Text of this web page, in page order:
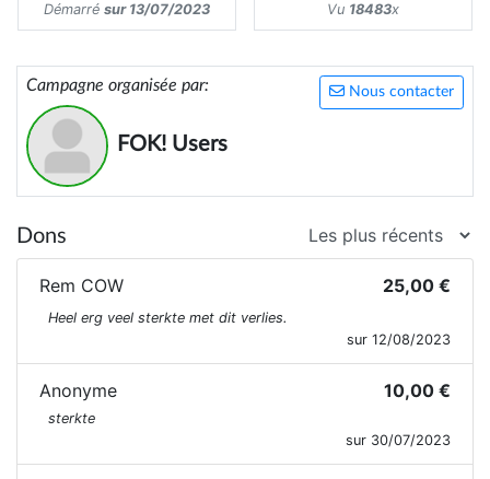
Démarré sur 13/07/2023 Vu 18483x
Nous contacter
Campagne organisée par:
FOK! Users
Dons
Rem COW 25,00 €
Heel erg veel sterkte met dit verlies.
sur 12/08/2023
Anonyme 10,00 €
sterkte
sur 30/07/2023